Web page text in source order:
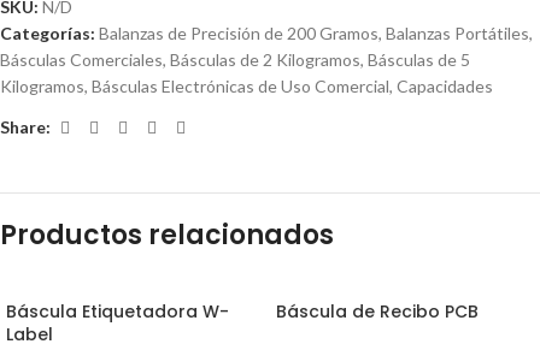
SKU: N/D
Categorías: Balanzas de Precisión de 200 Gramos, Balanzas Portátiles,
Básculas Comerciales, Básculas de 2 Kilogramos, Básculas de 5
Kilogramos, Básculas Electrónicas de Uso Comercial, Capacidades
Share:
Productos relacionados
Báscula Etiquetadora W-
Label
Báscula de Recibo PCB